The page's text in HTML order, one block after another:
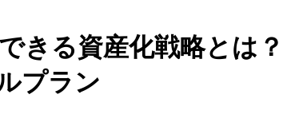
きる資産化戦略とは
プラン